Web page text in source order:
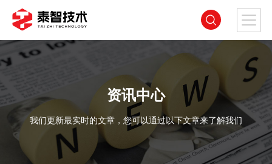
资讯中心
我们更新最实时的文章，您可以通过以下文章来了解我们